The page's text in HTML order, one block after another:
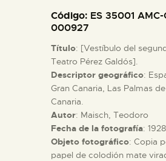
COLECCIONES
DIDÁCTICA
ESPAÑOL
Código: ES 35001 AMC-
000927
Título: [Vestíbulo del
Teatro Pérez Galdós].
Descriptor geográfico:
Gran Canaria, Las Palmas
Canaria.
Autor: Maisch, Teodoro
Fecha de la fotografía: 1928
Objeto fotográfico: Copia
papel de colodión mate